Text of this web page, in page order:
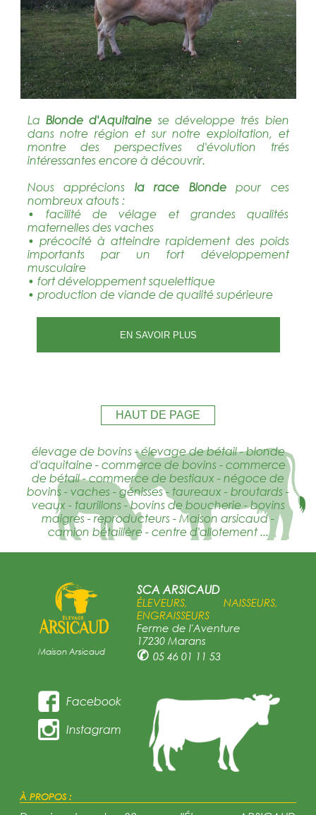
La Blonde d'Aquitaine se développe trés bien
dans notre région et sur notre exploitation, et
montre des perspectives d'évolution trés
intéressantes encore à découvrir.
Nous apprécions la race Blondepour ces
nombreux atouts :
• facilité de vélage et grandes qualités
maternelles des vaches
• précocité à atteindre rapidement des poids
importants par un fort développement
musculaire
• fort développement squelettique
• production de viande de qualité supérieure
EN SAVOIR PLUS
HAUT DE PAGE
élevage de bovins - élevage de bétail - blonde
d'aquitaine - commerce de bovins - commerce
de bétail - commerce de bestiaux - négoce de
bovins - vaches - génisses - taureaux - broutards -
veaux - taurillons - bovins de boucherie - bovins
maigres - reproducteurs - Maison arsicaud -
camion bétaillère - centre d'allotement ...
Maison Arsicaud
SCA ARSICAUD
ÉLEVEURS, NAISSEURS,
ENGRAISSEURS
Ferme de l'Aventure
17230 Marans
✆ 05 46 01 11 53
Facebook
Instagram
À PROPOS :